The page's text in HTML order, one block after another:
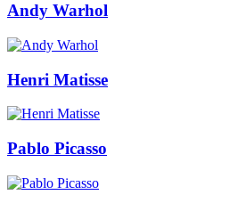
Andy Warhol
Henri Matisse
Pablo Picasso